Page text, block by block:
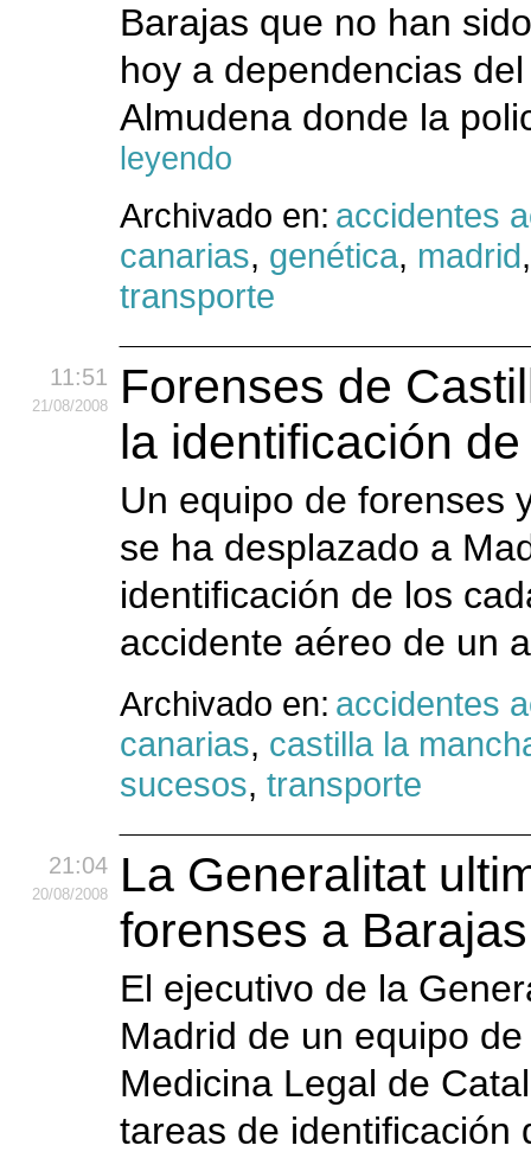
Barajas que no han
hoy a dependencias
Almudena donde la
leyendo
Archivado en: accidentes
canarias, genética, madrid
transporte
11:51
21/08/2008
Forenses de
la identificación
Un equipo de forenses
se ha desplazado a
identificación de los
accidente aéreo de un
Archivado en: accidentes
canarias, castilla la
sucesos, transporte
21:04
20/08/2008
La Generalitat
forenses a Barajas
El ejecutivo de la
Madrid de un equipo
Medicina Legal de
tareas de